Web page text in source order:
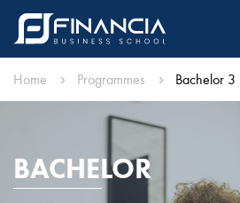
Home Programmes Bachelor 3
BACHELOR